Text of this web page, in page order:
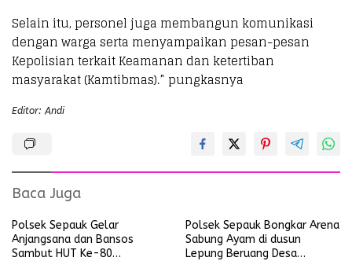
Selain itu, personel juga membangun komunikasi
dengan warga serta menyampaikan pesan-pesan
Kepolisian terkait Keamanan dan ketertiban
masyarakat (Kamtibmas).” pungkasnya
Editor: Andi
Baca Juga
Polsek Sepauk Gelar
Anjangsana dan Bansos
Sambut HUT Ke-80
Polsek Sepauk Bongkar Arena
Sabung Ayam di dusun
Lepung Beruang Desa